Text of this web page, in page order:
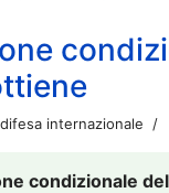
internazionale
condizionale